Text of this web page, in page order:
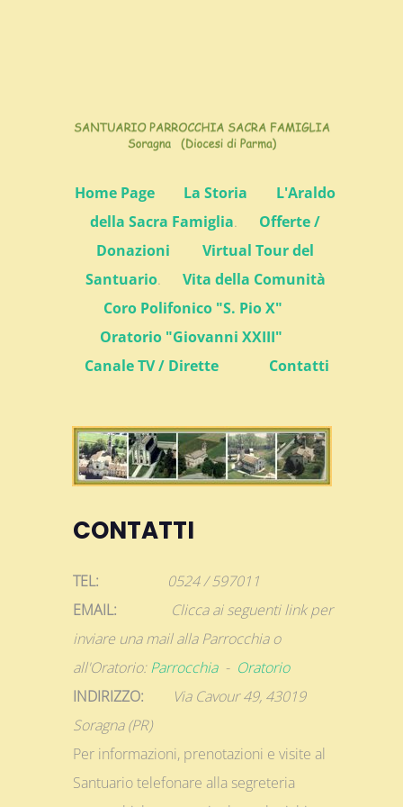
Home Page La Storia
L'Araldo
della Sacra Famiglia.
Offerte /
Donazioni
Virtual Tour del
Santuario.
Vita della Comunità
Coro Polifonico "S. Pio X"
Oratorio "Giovanni XXIII"
Canale TV / Dirette
Contatti
CONTATTI
TEL: 0524 / 597011
EMAIL: Clicca ai seguenti link per
inviare una mail alla Parrocchia o
all'Oratorio:Parrocchia- Oratorio
INDIRIZZO: Via Cavour 49, 43019
Soragna (PR)
Per informazioni, prenotazioni e visite al
Santuario telefonare alla segreteria